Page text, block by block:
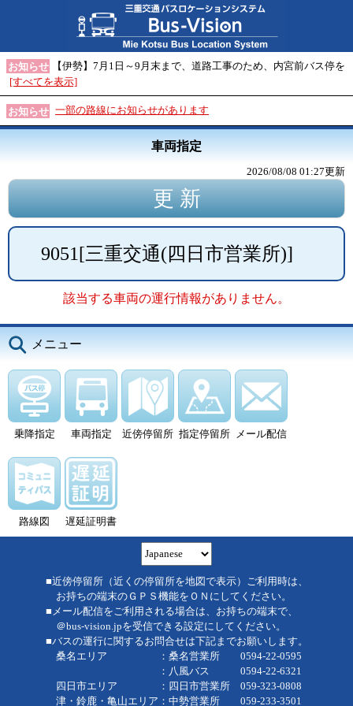
お知らせ
【伊勢】7月1日～9月末まで、道路工事のため、内宮前バス停を
[すべてを表示]
お知らせ 一部の路線にお知らせがあります
車両指定
2026/08/08 01:27更新
9051[三重交通(四日市営業所)]
該当する車両の運行情報がありません。
メニュー
乗降指定 車両指定 近傍停留所 指定停留所 メール配信
路線図 遅延証明書
■近傍停留所（近くの停留所を地図で表示）ご利用時は、
お持ちの端末のＧＰＳ機能をＯＮにしてください。
■メール配信をご利用される場合は、お持ちの端末で、
＠bus-vision.jpを受信できる設定にしてください。
■バスの運行に関するお問合せは下記までお願いします。
桑名エリア ：桑名営業所 0594-22-0595
：八風バス 0594-22-6321
四日市エリア ：四日市営業所 059-323-0808
津・鈴鹿・亀山エリア：中勢営業所 059-233-3501